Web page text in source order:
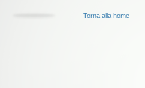
Torna alla home